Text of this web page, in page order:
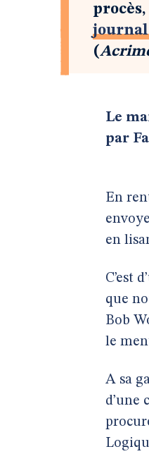
(
Le
par
En
en
C’est
que
Bob
le
A sa
d’une